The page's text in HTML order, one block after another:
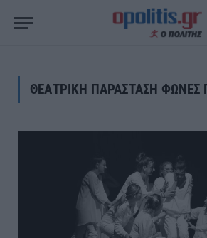
ΘΕΑΤΡΙΚΗ ΠΑΡΑΣΤΑΣΗ ΦΩΝΕΣ